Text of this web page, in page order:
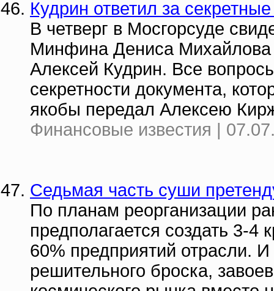
Кудрин ответил за
В четверг в Мосгорсуде
Минфина Дениса
Алексей Кудрин. Все
секретности документа,
якобы передал Алексею
Финансовые известия |
Седьмая часть суши
По планам реорганизации
предполагается создать 3-4
60% предприятий отрасли.
решительного броска,